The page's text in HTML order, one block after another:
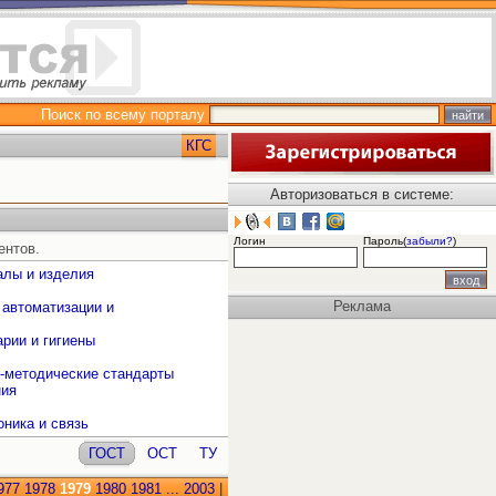
Поиск по всему порталу
КГС
и изделия
и
и гигиены
стандарты
и связь
ГОСТ ОСТ ТУ
1978 1979 1980 1981 ... 2003
Авторизоваться в системе:
Логин Пароль(забыли?)
Реклама